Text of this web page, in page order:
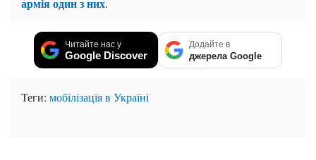
армія один з них.
Читайте нас у
Google Discover
Додайте в
джерела Google
Теги: мобілізація в Україні